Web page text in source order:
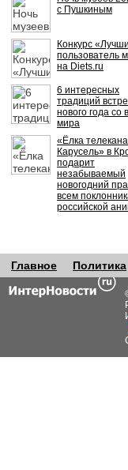
с Пушкиным
Конкурс
пользователь
на Diets.ru
6 интересных
традиций
нового года со
мира
«Ёлка
Карусель» в
подарит
незабываемый
новогодний
всем
российской
Главное Политика